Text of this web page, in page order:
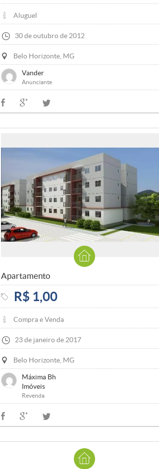
Aluguel
30 de outubro de 2012
Belo Horizonte, MG
Vander
Anunciante
Apartamento
R$ 1,00
Compra e Venda
23 de janeiro de 2017
Belo Horizonte, MG
Máxima Bh
Imóveis
Revenda